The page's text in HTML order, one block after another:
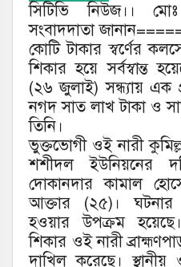
সিটিভি নিউজ।।
সংবাদদাতা
কোটি টাকার স্বর্ণের
শিকার হয়ে সর্বস্বান্ত
(২৬ জুলাই) সন্ধ্যায় এক
নগদ সাত লাখ টাকা ও
তিনি।
ভুক্তভোগী ওই নারী
শশীদল ইউনিয়নের
দোকানদার কামাল
আক্তার (২৫)। ঘটনার
হওয়ার উপক্রম
শিকার ওই নারী
দাখিল করেছে।